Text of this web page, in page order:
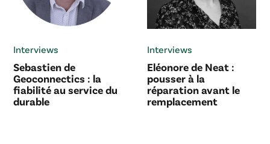
Interviews
Sebastien de
Geoconnectics : la
fiabilité au service du
durable
Interviews
Eléonore de Neat :
pousser à la
réparation avant le
remplacement